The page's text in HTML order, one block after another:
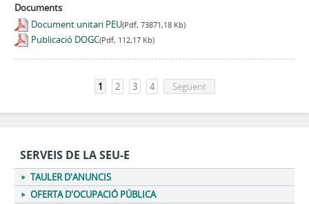
SERVEIS DE LA SEU-E
TAULER D'ANUNCIS
OFERTA D'OCUPACIÓ PÚBLICA
Documents
Document unitari PEU(Pdf, 73871,18 Kb)
Publicació DOGC(Pdf, 112,17 Kb)
1 2 3 4 Següent